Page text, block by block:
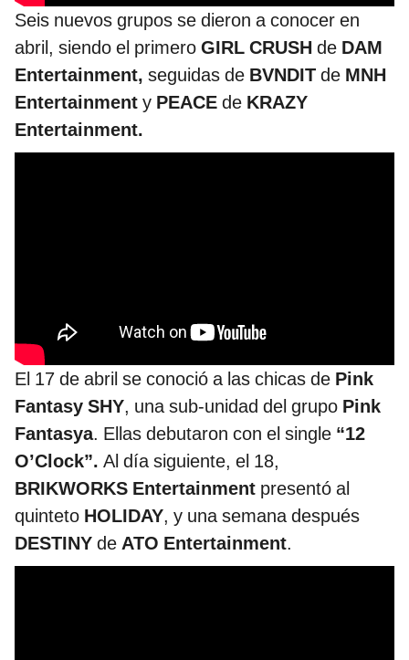
Seis nuevos grupos se dieron a conocer en
abril, siendo el primero GIRL CRUSH de DAM
Entertainment, seguidas de BVNDIT de MNH
Entertainment y PEACE de KRAZY
Entertainment.
El 17 de abril se conoció a las chicas de Pink
Fantasy SHY, una sub-unidad del grupo Pink
Fantasya. Ellas debutaron con el single “12
O’Clock”. Al día siguiente, el 18,
BRIKWORKS Entertainment presentó al
quinteto HOLIDAY, y una semana después
DESTINY de ATO Entertainment.